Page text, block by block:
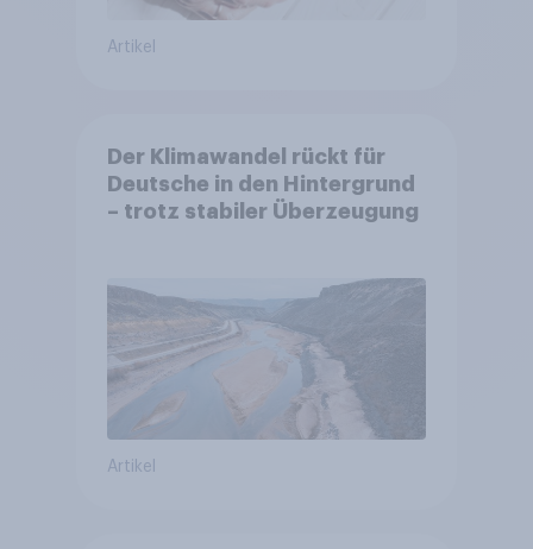
Artikel
Der Klimawandel rückt für
Deutsche in den Hintergrund
– trotz stabiler Überzeugung
Artikel